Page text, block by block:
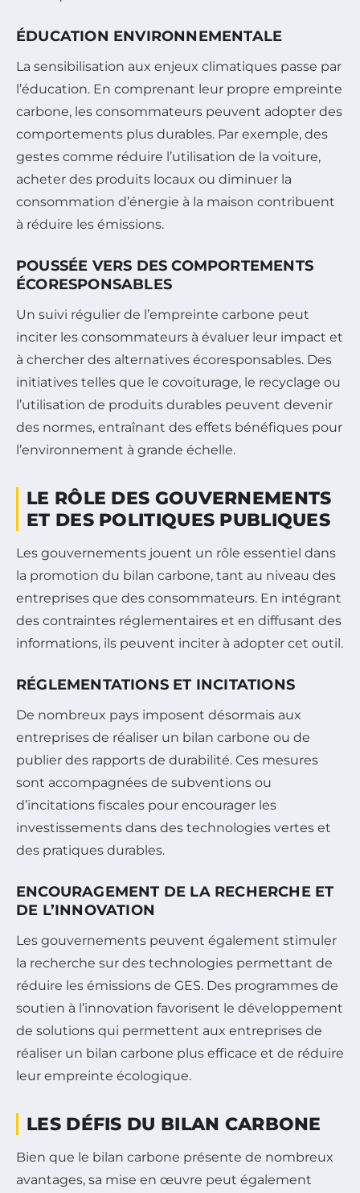
ÉDUCATION ENVIRONNEMENTALE
La sensibilisation aux enjeux climatiques passe par
l’éducation. En comprenant leur propre empreinte
carbone, les consommateurs peuvent adopter des
comportements plus durables. Par exemple, des
gestes comme réduire l’utilisation de la voiture,
acheter des produits locaux ou diminuer la
consommation d’énergie à la maison contribuent
à réduire les émissions.
POUSSÉE VERS DES COMPORTEMENTS
ÉCORESPONSABLES
Un suivi régulier de l’empreinte carbone peut
inciter les consommateurs à évaluer leur impact et
à chercher des alternatives écoresponsables. Des
initiatives telles que le covoiturage, le recyclage ou
l’utilisation de produits durables peuvent devenir
des normes, entraînant des effets bénéfiques pour
l’environnement à grande échelle.
LE RÔLE DES GOUVERNEMENTS
ET DES POLITIQUES PUBLIQUES
Les gouvernements jouent un rôle essentiel dans
la promotion du bilan carbone, tant au niveau des
entreprises que des consommateurs. En intégrant
des contraintes réglementaires et en diffusant des
informations, ils peuvent inciter à adopter cet outil.
RÉGLEMENTATIONS ET INCITATIONS
De nombreux pays imposent désormais aux
entreprises de réaliser un bilan carbone ou de
publier des rapports de durabilité. Ces mesures
sont accompagnées de subventions ou
d’incitations fiscales pour encourager les
investissements dans des technologies vertes et
des pratiques durables.
ENCOURAGEMENT DE LA RECHERCHE ET
DE L’INNOVATION
Les gouvernements peuvent également stimuler
la recherche sur des technologies permettant de
réduire les émissions de GES. Des programmes de
soutien à l’innovation favorisent le développement
de solutions qui permettent aux entreprises de
réaliser un bilan carbone plus efficace et de réduire
leur empreinte écologique.
LES DÉFIS DU BILAN CARBONE
Bien que le bilan carbone présente de nombreux
avantages, sa mise en œuvre peut également